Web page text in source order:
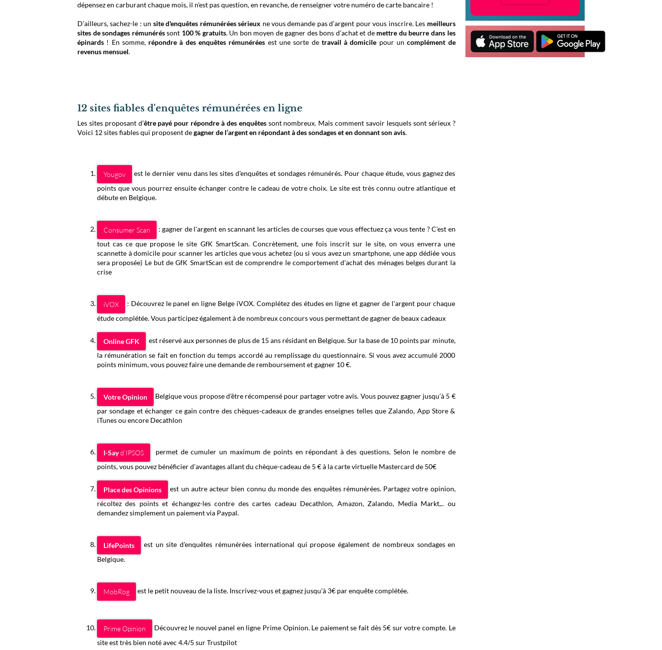
dépensez en carburant chaque mois, il n’est pas question, en revanche, de renseigner votre numéro de carte bancaire !
D’ailleurs, sachez-le : un site d'enquêtes rémunérées sérieux ne vous demande pas d’argent pour vous inscrire. Les meilleurs
sites de sondages rémunéréssont 100 % gratuits. Un bon moyen de gagner des bons d’achat et de mettre du beurre dans les
épinards ! En somme, répondre à des enquêtes rémunérées est une sorte de travail à domicile pour un complément de
revenus mensuel.
12 sites fiables d'enquêtes rémunérées en ligne
Les sites proposant d’être payé pour répondre à des enquêtessont nombreux. Mais comment savoir lesquels sont sérieux ?
Voici 12 sites fiables qui proposent degagner de l’argent en répondant à des sondages et en donnant son avis.
Yougov
est le dernier venu dans les sites d'enquêtes et sondages rémunérés. Pour chaque étude, vous gagnez des
points que vous pourrez ensuite échanger contre le cadeau de votre choix. Le site est très connu outre atlantique et
débute en Belgique.
Consumer Scan
: gagner de l'argent en scannant les articles de courses que vous effectuez ça vous tente ? C'est en
tout cas ce que propose le site GfK SmartScan. Concrètement, une fois inscrit sur le site, on vous enverra une
scannette à domicile pour scanner les articles que vous achetez (ou si vous avez un smartphone, une app dédiée vous
sera proposée) Le but de GfK SmartScan est de comprendre le comportement d'achat des ménages belges durant la
crise
iVOX
: Découvrez le panel en ligne Belge iVOX. Complétez des études en ligne et gagner de l'argent pour chaque
étude complétée. Vous participez également à de nombreux concours vous permettant de gagner de beaux cadeaux
Online GFK
est réservé aux personnes de plus de 15 ans résidant en Belgique. Sur la base de 10 points par minute,
la rémunération se fait en fonction du temps accordé au remplissage du questionnaire. Si vous avez accumulé 2000
points minimum, vous pouvez faire une demande de remboursement et gagner 10 €.
Votre Opinion
Belgique vous propose d’être récompensé pour partager votre avis. Vous pouvez gagner jusqu’à 5 €
par sondage et échanger ce gain contre des chèques-cadeaux de grandes enseignes telles que Zalando, App Store &
iTunes ou encore Decathlon
I-Sayd’IPSOS
permet de cumuler un maximum de points en répondant à des questions. Selon le nombre de
points, vous pouvez bénéficier d’avantages allant du chèque-cadeau de 5 € à la carte virtuelle Mastercard de 50€
Place des Opinions
est un autre acteur bien connu du monde des enquêtes rémunérées. Partagez votre opinion,
récoltez des points et échangez-les contre des cartes cadeau Decathlon, Amazon, Zalando, Media Markt,.. ou
demandez simplement un paiement via Paypal.
LifePoints
est un site d'enquêtes rémunérées international qui propose également de nombreux sondages en
Belgique.
MobRog est le petit nouveau de la liste. Inscrivez-vous et gagnez jusqu'à 3€ par enquête complétée.
Prime Opinion
Découvrez le nouvel panel en ligne Prime Opinion. Le paiement se fait dès 5€ sur votre compte. Le
site est très bien noté avec 4.4/5 sur Trustpilot